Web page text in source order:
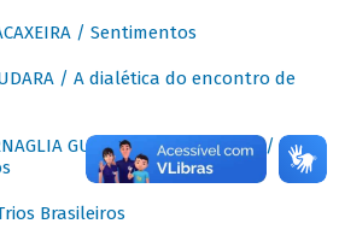
/ Sentimentos
/ A dialética do encontro de
GUITAR QUARTET (QGQ) /
Brasileiros